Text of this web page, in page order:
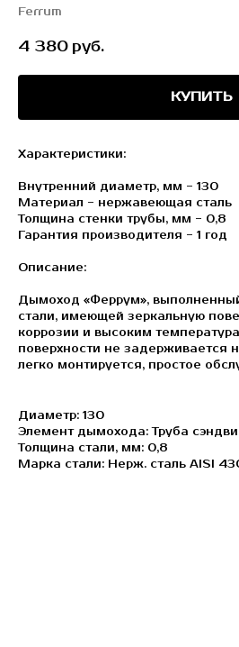
Ferrum
4 380 руб.
КУПИТЬ
Характеристики:
Внутренний диаметр, мм - 130
Материал - нержавеющая сталь
Толщина стенки трубы, мм - 0,8
Гарантия производителя - 1 год
Описание:
Дымоход «Феррум»,
стали, имеющей зеркальную
коррозии и высоким
поверхности не задерживается
легко монтируется, простое
Диаметр: 130
Элемент дымохода: Труба
Толщина стали, мм: 0,8
Марка стали: Нерж. сталь AISI